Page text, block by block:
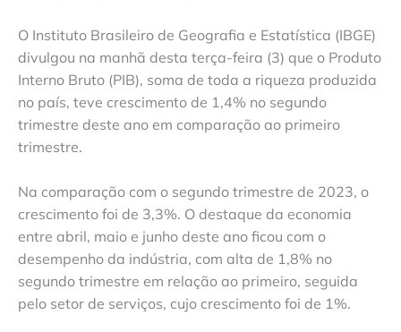
O Instituto Brasileiro de Geografia e Estatística (IBGE)
divulgou na manhã desta terça-feira (3) que o Produto
Interno Bruto (PIB), soma de toda a riqueza produzida
no país, teve crescimento de 1,4% no segundo
trimestre deste ano em comparação ao primeiro
trimestre.
Na comparação com o segundo trimestre de 2023, o
crescimento foi de 3,3%. O destaque da economia
entre abril, maio e junho deste ano ficou com o
desempenho da indústria, com alta de 1,8% no
segundo trimestre em relação ao primeiro, seguida
pelo setor de serviços, cujo crescimento foi de 1%.